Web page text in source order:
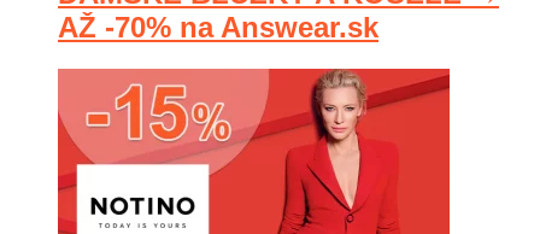
AŽ -70% na Answear.sk